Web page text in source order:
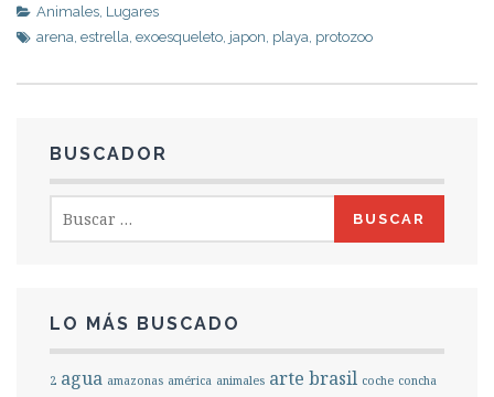
Animales, Lugares
arena, estrella, exoesqueleto, japon, playa, protozoo
BUSCADOR
LO MÁS BUSCADO
2 agua amazonas américa animales arte brasil coche concha